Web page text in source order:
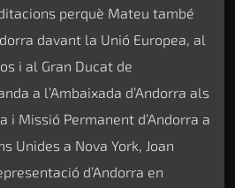
perquè Mateu també
davant la Unió Europea, al
i al Gran Ducat de
a l’Ambaixada d’Andorra als
i Missió Permanent d’Andorra a
Unides a Nova York, Joan
d’Andorra en